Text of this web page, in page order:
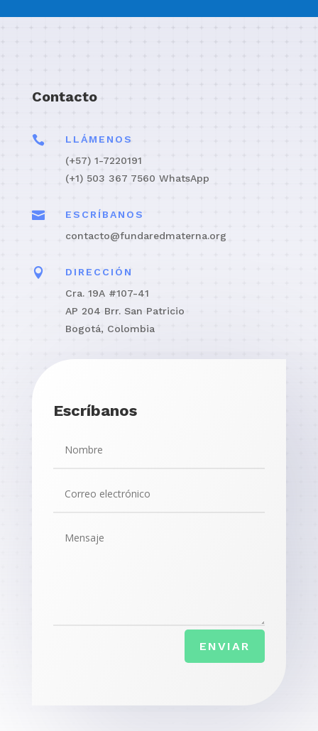
Contacto

LLÁMENOS
(+57) 1-7220191
(+1) 503 367 7560 WhatsApp

ESCRÍBANOS
contacto@fundaredmaterna.org

DIRECCIÓN
Cra. 19A #107-41
AP 204 Brr. San Patricio
Bogotá, Colombia
Escríbanos
ENVIAR